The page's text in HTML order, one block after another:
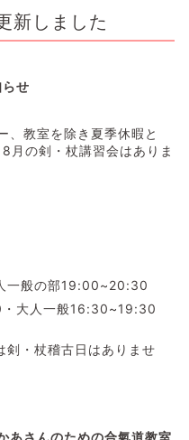
しました
せ
教室を除き夏季休暇と
月の剣・杖講習会はありま
一般の部19:00~20:30
・大人一般16:30~19:30
・杖稽古日はありませ
あさんのための合氣道教室